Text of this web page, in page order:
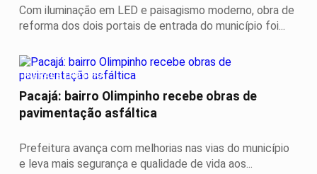
Com iluminação em LED e paisagismo moderno, obra de
reforma dos dois portais de entrada do município foi...
INFRAESTRUTURA
Pacajá: bairro Olimpinho recebe obras de
pavimentação asfáltica
Prefeitura avança com melhorias nas vias do município
e leva mais segurança e qualidade de vida aos...